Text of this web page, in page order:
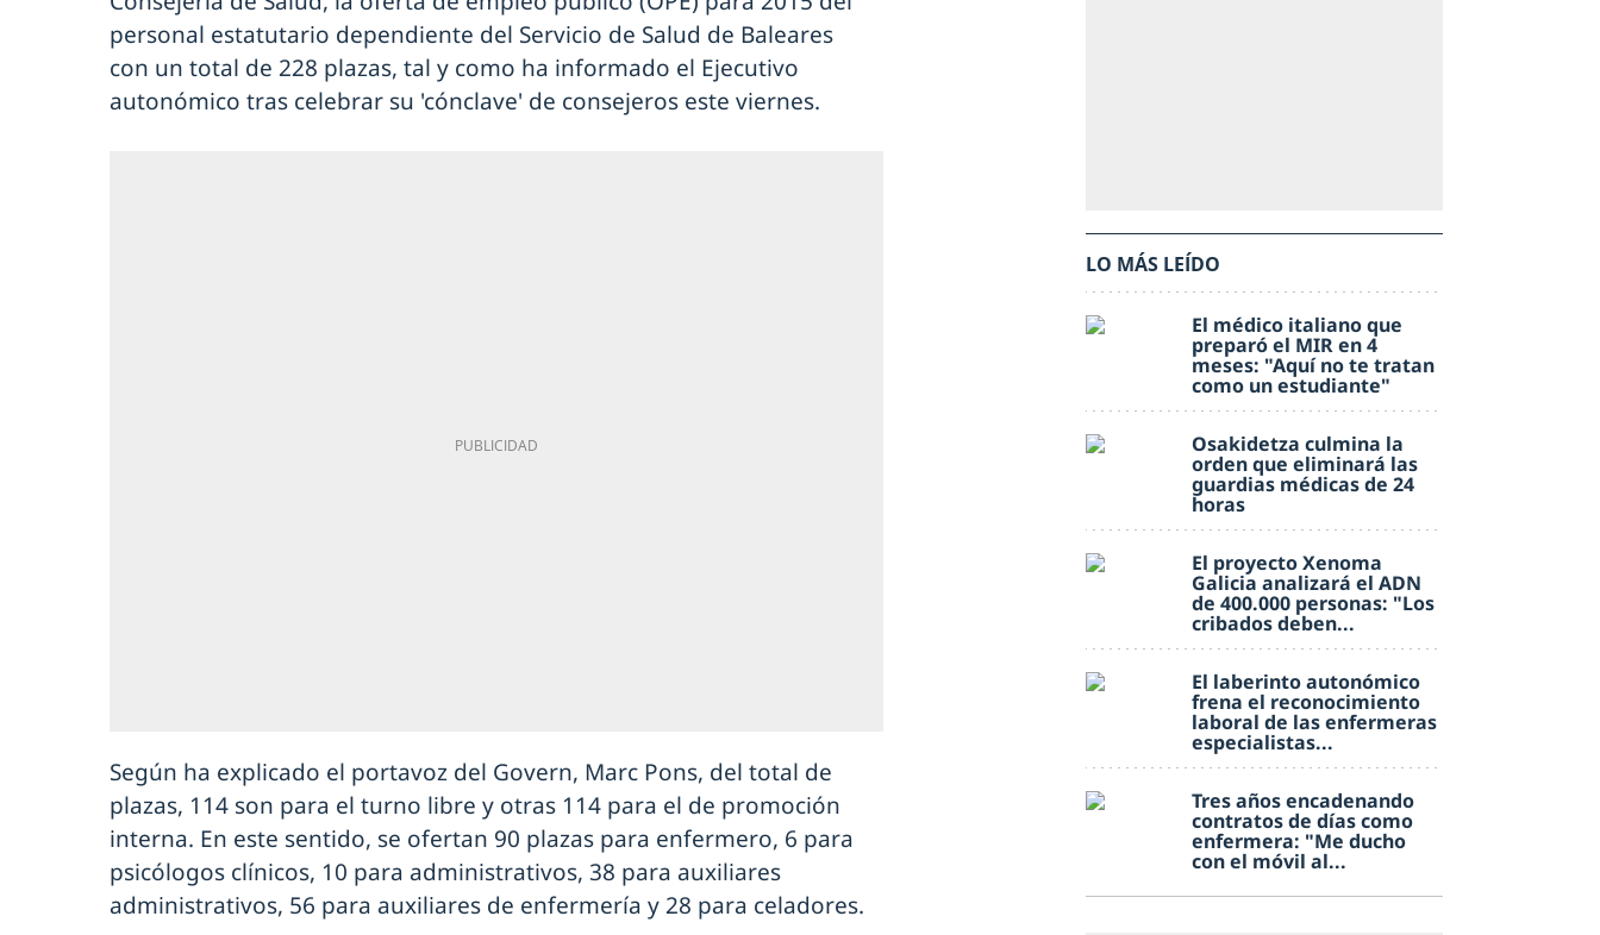
personal estatutario dependiente del Servicio de Salud de Baleares
con un total de 228 plazas, tal y como ha informado el Ejecutivo
autonómico tras celebrar su 'cónclave' de consejeros este viernes.
Según ha explicado el portavoz del Govern, Marc Pons, del total de
plazas, 114 son para el turno libre y otras 114 para el de promoción
interna. En este sentido, se ofertan 90 plazas para enfermero, 6 para
psicólogos clínicos, 10 para administrativos, 38 para auxiliares
administrativos, 56 para auxiliares de enfermería y 28 para celadores.
LO MÁS LEÍDO
El médico italiano que
preparó el MIR en 4
meses: "Aquí no te tratan
como un estudiante"
Osakidetza culmina la
orden que eliminará las
guardias médicas de 24
horas
El proyecto Xenoma
Galicia analizará el ADN
de 400.000 personas: "Los
cribados deben...
El laberinto autonómico
frena el reconocimiento
laboral de las enfermeras
especialistas...
Tres años encadenando
contratos de días como
enfermera: "Me ducho
con el móvil al...